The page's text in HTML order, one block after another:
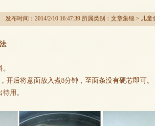
发布时间：2014/2/10 16:47:39 所属类别： 文章集锦 > 儿童
开后将意面放入煮8分钟，至面条没有硬芯即可。
用。